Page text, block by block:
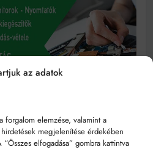
az adatok
forgalom elemzése, valamint a
megjelenítése érdekében
elfogadása” gombra kattintva